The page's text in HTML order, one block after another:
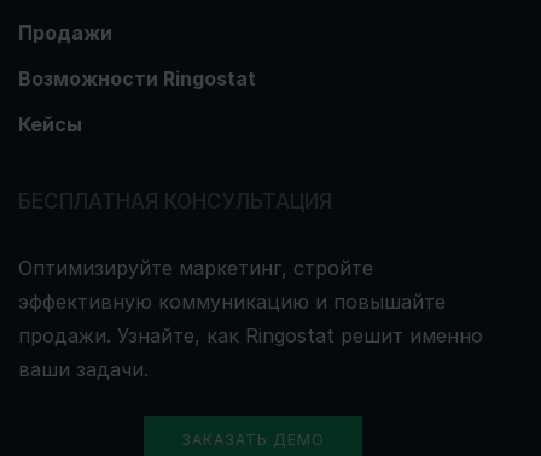
БЕСПЛАТНАЯ КОНСУЛЬТАЦИЯ
Оптимизируйте маркетинг, стройте
эффективную коммуникацию и повышайте
продажи. Узнайте, как Ringostat решит именно
ваши задачи.
ЗАКАЗАТЬ ДЕМО
Продажи
Возможности Ringostat
Кейсы